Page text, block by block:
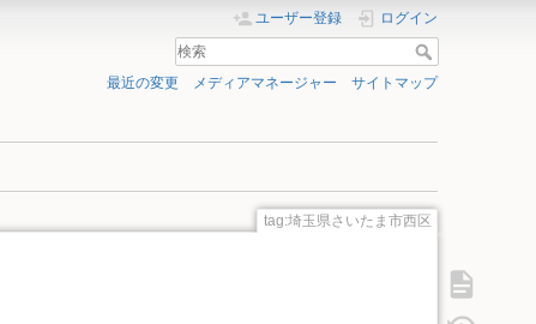
ユーザー登録 ログイン
最近の変更 メディアマネージャー サイトマップ
tag:埼玉県さいたま市西区